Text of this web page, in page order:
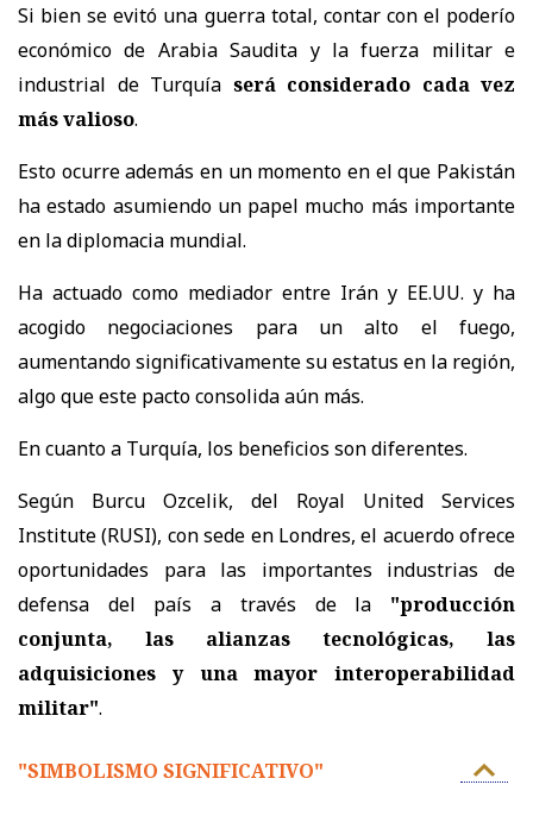
Si bien se evitó una guerra total, contar con el poderío
económico de Arabia Saudita y la fuerza militar e
industrial de Turquía será considerado cada vez
más valioso.
Esto ocurre además en un momento en el que Pakistán
ha estado asumiendo un papel mucho más importante
en la diplomacia mundial.
Ha actuado como mediador entre Irán y EE.UU. y ha
acogido negociaciones para un alto el fuego,
aumentando significativamente su estatus en la región,
algo que este pacto consolida aún más.
En cuanto a Turquía, los beneficios son diferentes.
Según Burcu Ozcelik, del Royal United Services
Institute (RUSI), con sede en Londres, el acuerdo ofrece
oportunidades para las importantes industrias de
defensa del país a través de la "producción
conjunta, las alianzas tecnológicas, las
adquisiciones y una mayor interoperabilidad
militar".
"SIMBOLISMO SIGNIFICATIVO"